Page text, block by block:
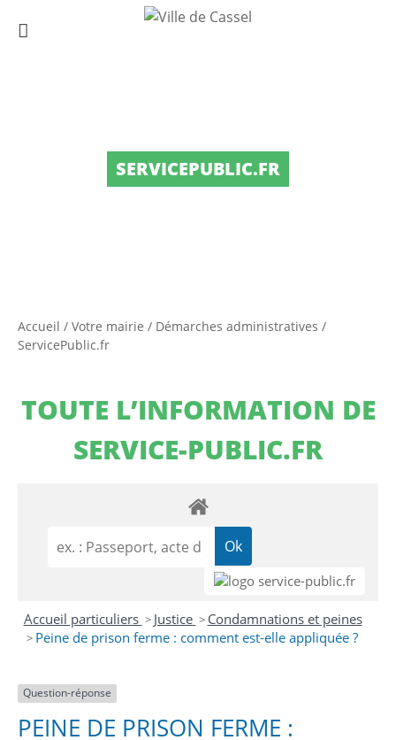
SERVICEPUBLIC.FR
Accueil / Votre mairie / Démarches administratives /
ServicePublic.fr
TOUTE L’INFORMATION DE
SERVICE-PUBLIC.FR
Accueil particuliers > Justice > Condamnations et peines
> Peine de prison ferme : comment est-elle appliquée ?
Question-réponse
PEINE DE PRISON FERME :